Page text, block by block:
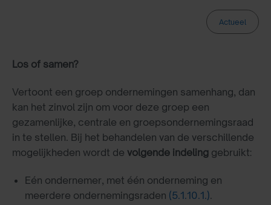
Actueel
Los of samen?
Vertoont een groep ondernemingen samenhang, dan
kan het zinvol zijn om voor deze groep een
gezamenlijke, centrale en groepsondernemingsraad
in te stellen. Bij het behandelen van de verschillende
mogelijkheden wordt de volgende indeling gebruikt:
Eén ondernemer, met één onderneming en
meerdere ondernemingsraden (5.1.10.1.).